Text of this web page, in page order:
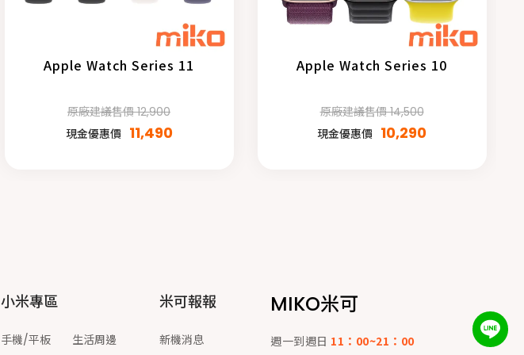
Apple Watch Series 11
原廠建議售價 12,900
現金優惠價 11,490
Apple Watch Series 10
原廠建議售價 14,500
現金優惠價 10,290
小米專區
手機/平板 生活周邊
米可報報
新機消息
MIKO米可
週一到週日 11：00~21：00